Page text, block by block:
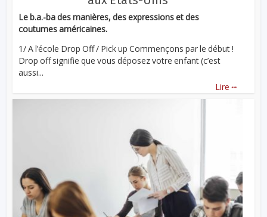
Le b.a.-ba des manières, des expressions et des
coutumes américaines.
1/ A l’école Drop Off / Pick up Commençons par le début !
Drop off signifie que vous déposez votre enfant (c’est
aussi...
Lire ...